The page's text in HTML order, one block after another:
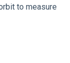
to measure